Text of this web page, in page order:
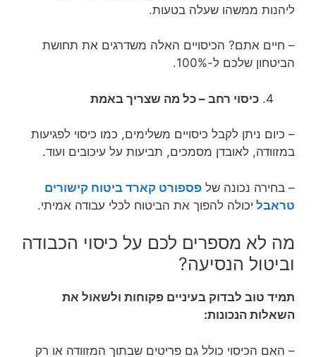
ליהנות ממשהו שעלה בטעות.
– חיים אתם? הכיסויים האלה משדרגים את תחושת
הביטחון שלכם ל-100%.
כיסוי רחב – כל מה שצריך באמת
– כיום ניתן לקבל כיסויים משלימים, כמו כיסוי לפגיעות
במזוודה, לאובדן מסמכים, תביעות על עיכובים ועוד.
– בחירה נכונה של פספורט קארד ביטוח קישורים
טראבל יכולה להפוך את הביטוח לכלי עבודה אמיתי.
מה לא מספרים לכם על כיסוי הכבודה
וביטול הנסיעה?
תמיד טוב לבדוק בעיניים פקוחות ולשאול את
השאלות הנכונות:
– האם הכיסוי כולל גם פריטים שבתוך המזוודה או רק